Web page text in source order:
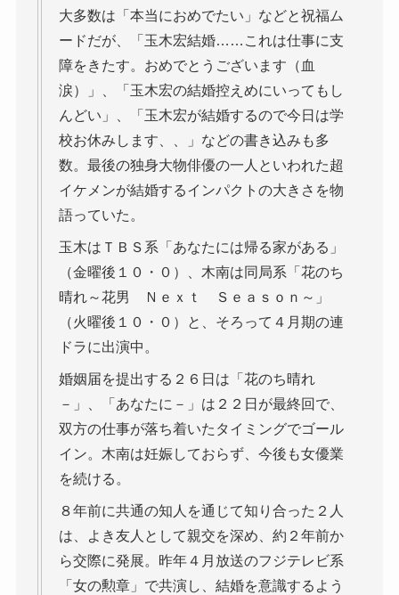
大多数は「本当におめでたい」などと祝福ム
ードだが、「玉木宏結婚……これは仕事に支
障をきたす。おめでとうございます（血
涙）」、「玉木宏の結婚控えめにいってもし
んどい」、「玉木宏が結婚するので今日は学
校お休みします、、」などの書き込みも多
数。最後の独身大物俳優の一人といわれた超
イケメンが結婚するインパクトの大きさを物
語っていた。
玉木はＴＢＳ系「あなたには帰る家がある」
（金曜後１０・０）、木南は同局系「花のち
晴れ～花男 Ｎｅｘｔ Ｓｅａｓｏｎ～」
（火曜後１０・０）と、そろって４月期の連
ドラに出演中。
婚姻届を提出する２６日は「花のち晴れ
－」、「あなたに－」は２２日が最終回で、
双方の仕事が落ち着いたタイミングでゴール
イン。木南は妊娠しておらず、今後も女優業
を続ける。
８年前に共通の知人を通じて知り合った２人
は、よき友人として親交を深め、約２年前か
ら交際に発展。昨年４月放送のフジテレビ系
「女の勲章」で共演し、結婚を意識するよう